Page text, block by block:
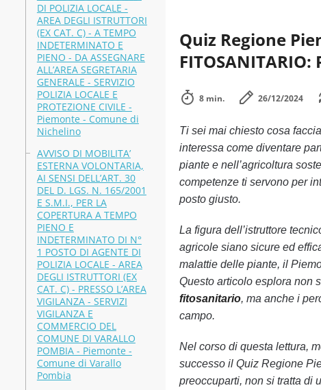
DI POLIZIA LOCALE -
AREA DEGLI ISTRUTTORI
(EX CAT. C) - A TEMPO
INDETERMINATO E
PIENO - DA ASSEGNARE
ALL’AREA SEGRETARIA
GENERALE - SERVIZIO
POLIZIA LOCALE E
PROTEZIONE CIVILE -
Piemonte - Comune di
Nichelino
AVVISO DI MOBILITA’
ESTERNA VOLONTARIA,
AI SENSI DELL’ART. 30
DEL D. LGS. N. 165/2001
E S.M.I., PER LA
COPERTURA A TEMPO
PIENO E
INDETERMINATO DI N°
1 POSTO DI AGENTE DI
POLIZIA LOCALE - AREA
DEGLI ISTRUTTORI (EX
CAT. C) - PRESSO L’AREA
VIGILANZA - SERVIZI
VIGILANZA E
COMMERCIO DEL
COMUNE DI VARALLO
POMBIA - Piemonte -
Comune di Varallo
Pombia
Quiz Regione
8 min. 26/12/2024
Ti sei mai chiesto cosa
interessa come diventare
piante e nell’agricoltura
competenze ti servono per
posto giusto.
La figura dell’istruttore
agricole siano sicure ed
malattie delle piante, il
Questo articolo esplora non
fitosanitario, ma anche i
campo.
Nel corso di questa lettura,
successo il Quiz Regione
preoccuparti, non si tratta di